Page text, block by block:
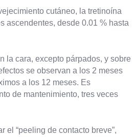
cutáneo, la tretinoína
ascendentes, desde 0.01 % hasta
la cara, excepto párpados, y sobre
se observan a los 2 meses
a los 12 meses. Es
de mantenimiento, tres veces
el “peeling de contacto breve”,